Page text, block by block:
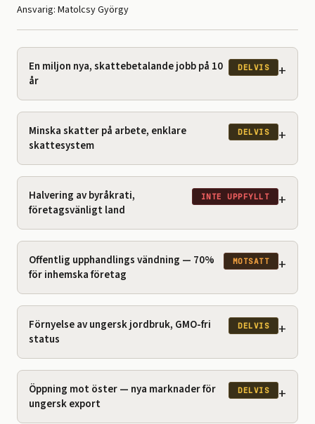
Ansvarig: Matolcsy György
En miljon nya, skattebetalande jobb på 10
år
DELVIS +
Minska skatter på arbete, enklare
skattesystem
DELVIS +
Halvering av byråkrati,
företagsvänligt land
INTE UPPFYLLT +
Offentlig upphandlings vändning — 70%
för inhemska företag
MOTSATT +
Förnyelse av ungersk jordbruk, GMO-fri
status
DELVIS +
Öppning mot öster — nya marknader för
ungersk export
DELVIS +